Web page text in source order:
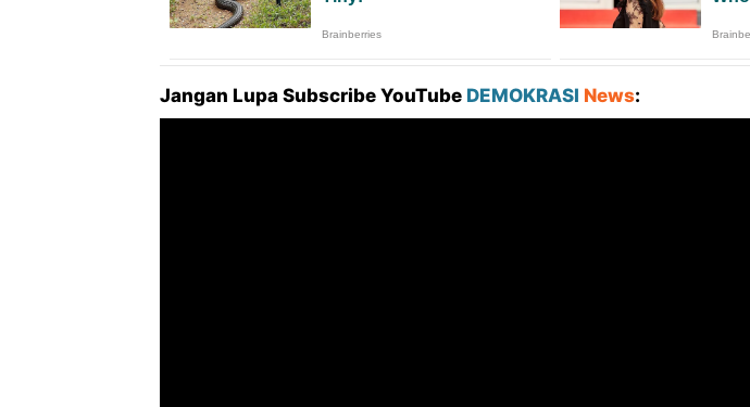
Jangan Lupa Subscribe YouTube DEMOKRASI News: